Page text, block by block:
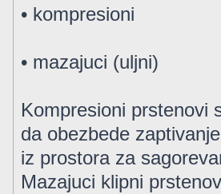
• kompresioni
• mazajuci (uljni)
Kompresioni prstenovi
da obezbede
iz prostora za
Mazajuci klipni